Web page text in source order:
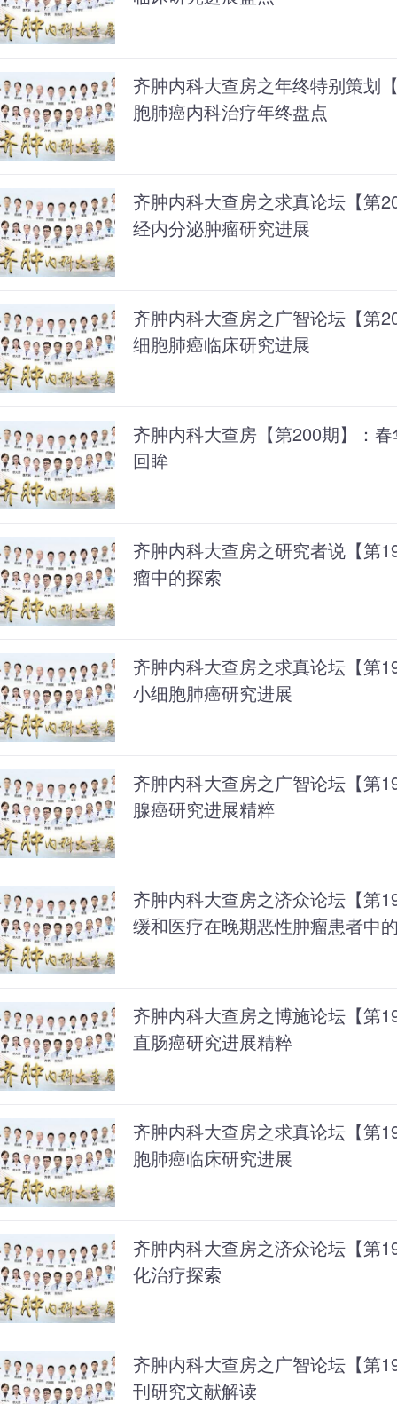
齐肿内科大查房之年终特别策划
胞肺癌内科治疗年终盘点
齐肿内科大查房之求真论坛【第
经内分泌肿瘤研究进展
齐肿内科大查房之广智论坛【第
细胞肺癌临床研究进展
齐肿内科大查房【第200期】：
回眸
齐肿内科大查房之研究者说【第
瘤中的探索
齐肿内科大查房之求真论坛【第
小细胞肺癌研究进展
齐肿内科大查房之广智论坛【第
腺癌研究进展精粹
齐肿内科大查房之济众论坛【第
缓和医疗在晚期恶性肿瘤患者中
齐肿内科大查房之博施论坛【第
直肠癌研究进展精粹
齐肿内科大查房之求真论坛【第
胞肺癌临床研究进展
齐肿内科大查房之济众论坛【第
化治疗探索
齐肿内科大查房之广智论坛【第
刊研究文献解读